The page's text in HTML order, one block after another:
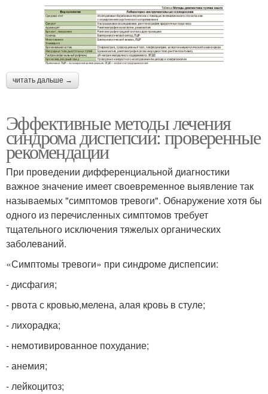
читать дальше →
Эффективные методы лечения
синдрома диспепсии: проверенные
рекомендации
При проведении дифференциальной диагностики
важное значение имеет своевременное выявление так
называемых "симптомов тревоги". Обнаружение хотя бы
одного из перечисленных симптомов требует
тщательного исключения тяжелых органических
заболеваний.
«Симптомы тревоги» при синдроме диспепсии:
- дисфагия;
- рвота с кровью,мелена, алая кровь в стуле;
- лихорадка;
- немотивированное похудание;
- анемия;
- лейкоцитоз;